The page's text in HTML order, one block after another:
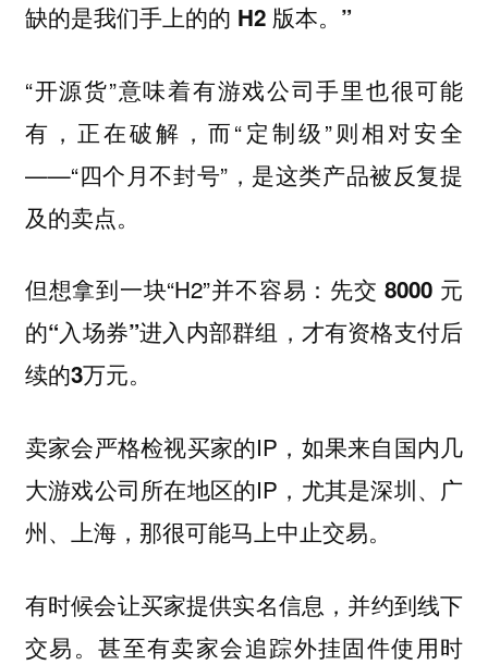
缺的是我们手上的的 H2 版本。”
“开源货”意味着有游戏公司手里也很可能
有，正在破解，而“定制级”则相对安全
——“四个月不封号”，是这类产品被反复提
及的卖点。
但想拿到一块“H2”并不容易： 先交 8000 元
的“入场券”进入内部群组，才有资格支付后
续的3万元。
卖家会严格检视买家的IP，如果来自国内几
大游戏公司所在地区的IP，尤其是深圳、广
州、上海，那很可能马上中止交易。
有时候会让买家提供实名信息，并约到线下
交易。甚至有卖家会追踪外挂固件使用时